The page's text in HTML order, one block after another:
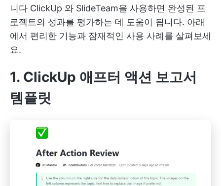
니다 ClickUp 와 SlideTeam을 사용하면 완성된 프
로젝트의 성과를 평가하는 데 도움이 됩니다. 아래
에서 편리한 기능과 잠재적인 사용 사례를 살펴보세
요.
1. ClickUp 애프터 액션 보고서
템플릿